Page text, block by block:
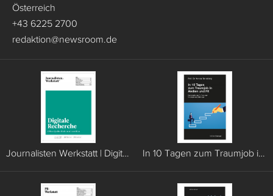
Österreich
+43 6225 2700
redaktion@newsroom.de
Journalisten Werkstatt | Digitale Recherche In 10 Tagen zum Traumjob in Medien und PR